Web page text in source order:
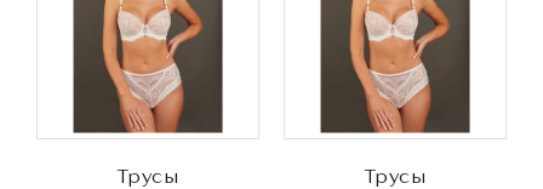
Трусы Трусы